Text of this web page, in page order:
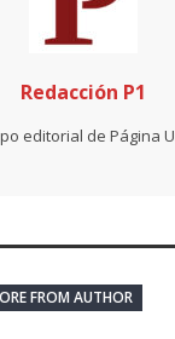
Redacción P1
editorial de Página
FROM AUTHOR